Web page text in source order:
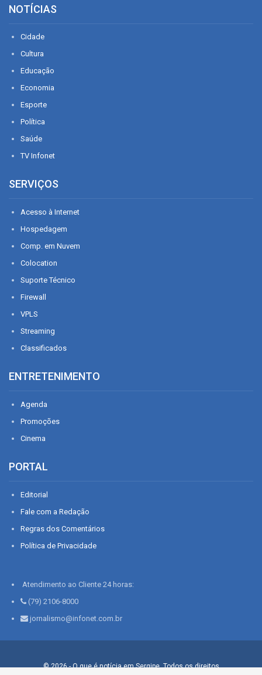
NOTÍCIAS
Cidade
Cultura
Educação
Economia
Esporte
Política
Saúde
TV Infonet
SERVIÇOS
Acesso à Internet
Hospedagem
Comp. em Nuvem
Colocation
Suporte Técnico
Firewall
VPLS
Streaming
Classificados
ENTRETENIMENTO
Agenda
Promoções
Cinema
PORTAL
Editorial
Fale com a Redação
Regras dos Comentários
Política de Privacidade
Atendimento ao Cliente 24 horas:
(79) 2106-8000
jornalismo@infonet.com.br
© 2026 - O que é notícia em Sergipe. Todos os direitos